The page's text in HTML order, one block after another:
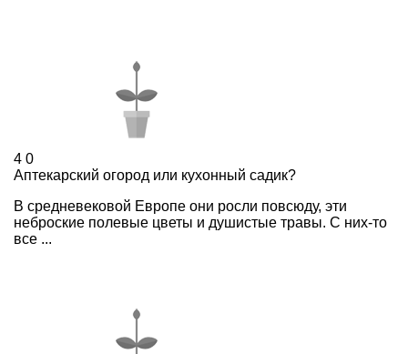
4 0
Аптекарский огород или кухонный садик?
В средневековой Европе они росли повсюду, эти
неброские полевые цветы и душистые травы. С них-то
все ...